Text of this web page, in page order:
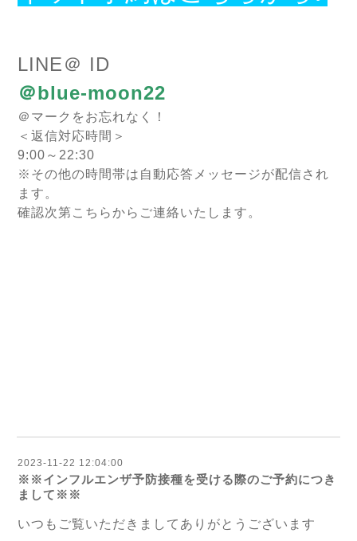
LINE＠ ID
＠blue-moon22
＠マークをお忘れなく！
＜返信対応時間＞
9:00～22:30
※その他の時間帯は自動応答メッセージが配信され
ます。
確認次第こちらからご連絡いたします。
2023-11-22 12:04:00
※※インフルエンザ予防接種を受ける際のご予約につき
まして※※
いつもご覧いただきましてありがとうございます